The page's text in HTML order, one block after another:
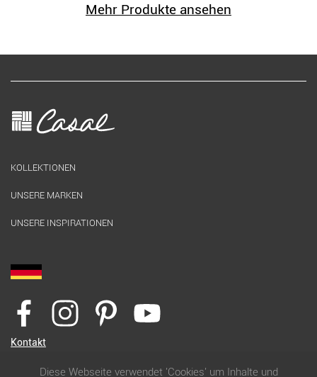
Mehr Produkte ansehen
KOLLEKTIONEN
UNSERE MARKEN
UNSERE INSPIRATIONEN
Kontakt
Diese Webseite verwendet 'Cookies' um Inhalte und